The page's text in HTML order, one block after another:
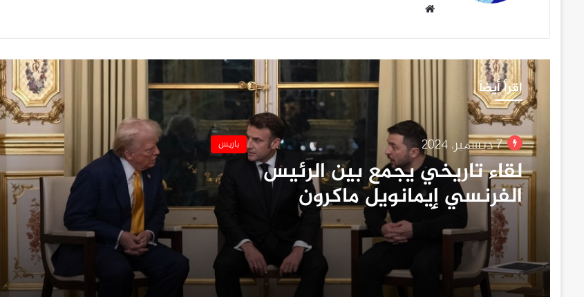
اقرأ أيضاً
باريس 7 ديسمبر، 2024
لقاء تاريخي يجمع بين الرئيس
الفرنسي إيمانويل ماكرون
والرئيس الأمريكي المنتخب
دونالد ترامب والرئيس الأوكراني
فولوديمير زيلينسكي…
مظاهرة في باريس ضد قانون الهجرة الجديد…
حادث أعتداء على الركاب في أحدى محطات
القطارات بباريس…
فرنسا تشدد الإجراءات الإحترازية لمواجهة
زيادة نسبة الإصابة بكورونا
علاء يوسف سفيرًا لمصر في باريس، ومعتز
زهران سفيرًا في واشنطن
أمنية بدوي تنظم المعرض الخيري السنوي
الثالث، للمنتجات الحرفية المصرية في باريس